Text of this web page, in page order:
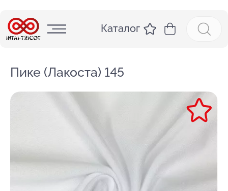
Каталог
Пике (Лакоста) 145